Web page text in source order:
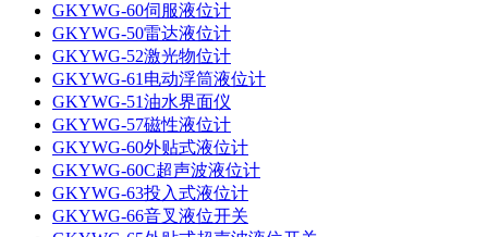
GKYWG-60伺服液位计
GKYWG-50雷达液位计
GKYWG-52激光物位计
GKYWG-61电动浮筒液位计
GKYWG-51油水界面仪
GKYWG-57磁性液位计
GKYWG-60外贴式液位计
GKYWG-60C超声波液位计
GKYWG-63投入式液位计
GKYWG-66音叉液位开关